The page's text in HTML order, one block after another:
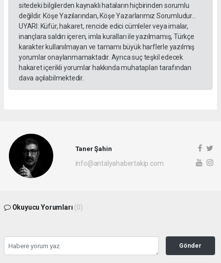
sitedeki bilgilerden kaynaklı hataların hiçbirinden sorumlu
değildir. Köşe Yazılarından, Köşe Yazarlarımız Sorumludur...
UYARI: Küfür, hakaret, rencide edici cümleler veya imalar,
inançlara saldırı içeren, imla kuralları ile yazılmamış, Türkçe
karakter kullanılmayan ve tamamı büyük harflerle yazılmış
yorumlar onaylanmamaktadır. Ayrıca suç teşkil edecek
hakaret içerikli yorumlar hakkında muhatapları tarafından
dava açılabilmektedir.
Taner Şahin
info@antalyahabertakip.com
Okuyucu Yorumları (0)
Gönder